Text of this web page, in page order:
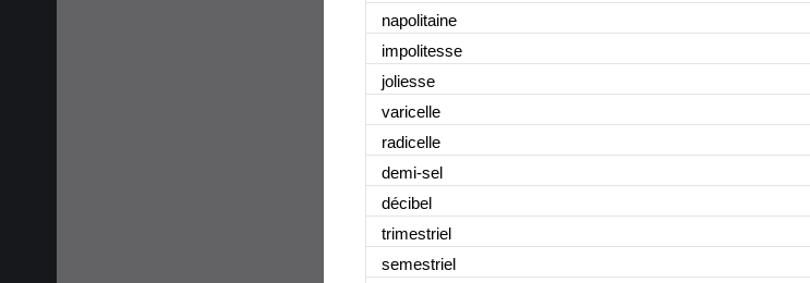
napolitaine
impolitesse
joliesse
varicelle
radicelle
demi-sel
décibel
trimestriel
semestriel